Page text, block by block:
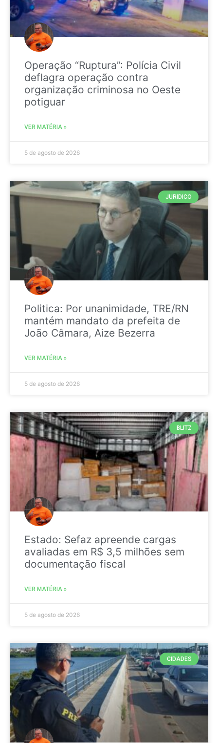
Operação “Ruptura”: Polícia Civil
deflagra operação contra
organização criminosa no Oeste
potiguar
VER MATÉRIA »
5 de agosto de 2026
JURIDICO
Politica: Por unanimidade, TRE/RN
mantém mandato da prefeita de
João Câmara, Aize Bezerra
VER MATÉRIA »
5 de agosto de 2026
BLITZ
Estado: Sefaz apreende cargas
avaliadas em R$ 3,5 milhões sem
documentação fiscal
VER MATÉRIA »
5 de agosto de 2026
CIDADES